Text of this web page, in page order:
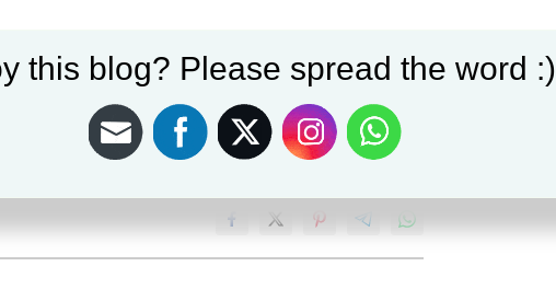
Villa Gandus
this blog? Please spread the word :)